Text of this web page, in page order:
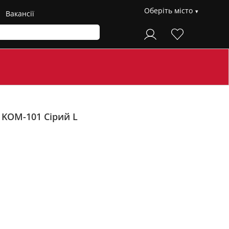
Вакансії Оберіть місто
101 Сірий L